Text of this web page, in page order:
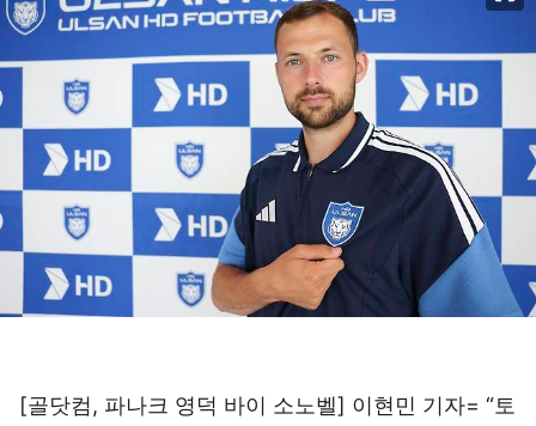
[골닷컴, 파나크 영덕 바이 소노벨] 이현민 기자= “토